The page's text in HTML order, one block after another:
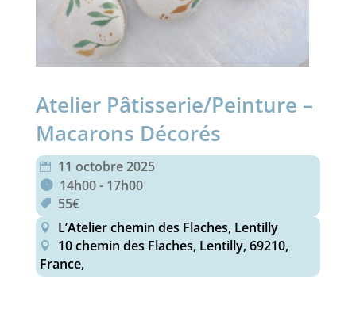
Atelier Pâtisserie/Peinture –
Macarons Décorés
11 octobre 2025
14h00 - 17h00
55€
L’Atelier chemin des Flaches, Lentilly
10 chemin des Flaches, Lentilly, 69210,
France,